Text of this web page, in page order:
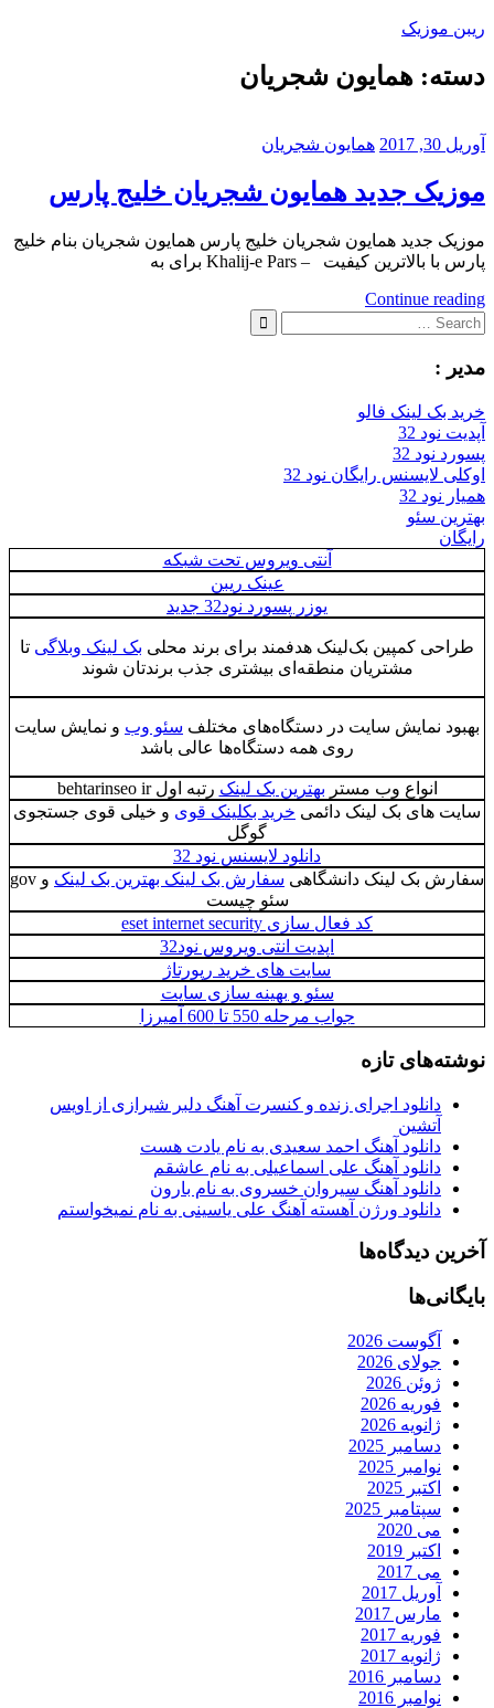
Skip
ریبن موزیک
دانلود
دسته: همایون شجریان
آوریل 30, 2017 همایون شجریان
موزیک جدید همایون شجریان خلیج پارس
موزیک جدید همایون شجریان خلیج پارس همایون شجریان بنام خلیج
پارس با بالاترین کیفیت – Khalij-e Pars برای به
Continue reading
Search
for:
Search
مدیر :
خرید بک لینک فالو
آپدیت نود 32
پسورد نود 32
اوکلی لایسنس رایگان نود 32
همیار نود 32
بهترین سئو
رایگان
آنتی ویروس تحت شبکه
عینک ریبن
یوزر پسورد نود32 جدید
طراحی کمپین بک‌لینک هدفمند برای برند محلی بک لینک وبلاگی تا
مشتریان منطقه‌ای بیشتری جذب برندتان شوند
بهبود نمایش سایت در دستگاه‌های مختلف سئو وب و نمایش سایت
روی همه دستگاه‌ها عالی باشد
انواع وب مستر بهترین بک لینک رتبه اول behtarinseo ir
سایت های بک لینک دائمی خرید بکلینک قوی و خیلی قوی جستجوی
گوگل
دانلود لایسنس نود 32
سفارش بک لینک دانشگاهی سفارش بک لینک بهترین بک لینک
و gov
سئو چیست
کد فعال سازی eset internet security
اپدیت انتی ویروس نود32
سایت های خرید رپورتاژ
سئو و بهینه سازی سایت
جواب مرحله 550 تا 600 آمیرزا
نوشته‌های تازه
دانلود اجرای زنده و کنسرت آهنگ دلبر شیرازی از اویس
آتشین
دانلود آهنگ احمد سعیدی به نام یادت هست
دانلود آهنگ علی اسماعیلی به نام عاشقم
دانلود آهنگ سیروان خسروی به نام بارون
دانلود ورژن آهسته آهنگ علی یاسینی به نام نمیخواستم
آخرین دیدگاه‌ها
بایگانی‌ها
آگوست 2026
جولای 2026
ژوئن 2026
فوریه 2026
ژانویه 2026
دسامبر 2025
نوامبر 2025
اکتبر 2025
سپتامبر 2025
می 2020
اکتبر 2019
می 2017
آوریل 2017
مارس 2017
فوریه 2017
ژانویه 2017
دسامبر 2016
نوامبر 2016